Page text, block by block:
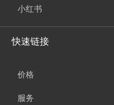
小红书
快速链接
价格
服务